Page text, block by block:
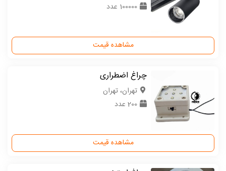
100000 عدد
مشاهده قیمت
چراغ اضطراری
تهران، تهران
200 عدد
مشاهده قیمت